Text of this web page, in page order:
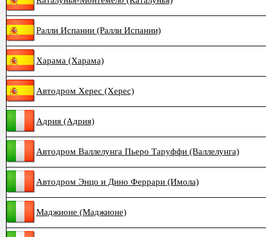
Ралли Испании (Ралли Испании)
Харама (Харама)
Автодром Херес (Херес)
Адрия (Адрия)
Автодром Валлелунга Пьеро Таруффи (Валлелунга)
Автодром Энцо и Дино Феррари (Имола)
Маджионе (Маджионе)